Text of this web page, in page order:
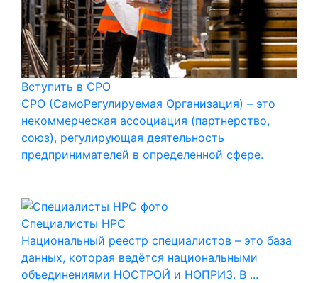
Вступить в СРО
СРО (СамоРегулируемая Организация) – это
некоммерческая ассоциация (партнерство,
союз), регулирующая деятельность
предпринимателей в определенной сфере.
Специалисты НРС
Национальный реестр специалистов – это база
данных, которая ведётся национальными
объединениями НОСТРОЙ и НОПРИЗ. В ...